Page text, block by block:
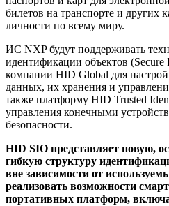
билетов на транспорте и других
личности по всему миру.
ИС NXP будут поддерживать
идентификации объектов
компании HID Global для
данных, их хранения и
также платформу HID Trusted
управления конечными
безопасности.
HID SIO представляет новую,
гибкую структуру
вне зависимости от
реализовать возможности
портативных платформ,